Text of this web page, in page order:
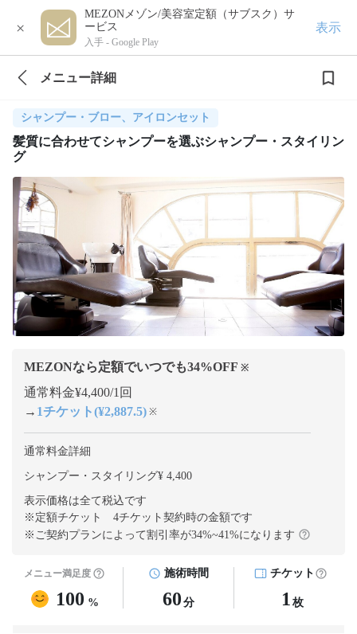
×
MEZONメゾン/美容室定額（サブスク）サ
ービス
入手 - Google Play
表示
メニュー詳細
シャンプー・ブロー、アイロンセット
髪質に合わせてシャンプーを選ぶシャンプー・スタイリン
グ
MEZONなら定額でいつでも34%OFF ※
通常料金¥4,400/1回
→ 1チケット(¥2,887.5) ※
通常料金詳細
シャンプー・スタイリング¥ 4,400
表示価格は全て税込です
※定額チケット 4チケット契約時の金額です
※ご契約プランによって割引率が34%~41%になります
メニュー満足度
100 %
施術時間
60 分
チケット
1 枚